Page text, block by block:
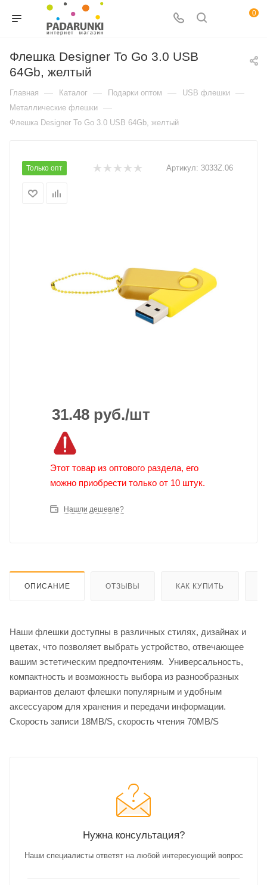
0
Флешка Designer To Go 3.0 USB
64Gb, желтый
Главная — Каталог — Подарки оптом — USB флешки —
Металлические флешки —
Флешка Designer To Go 3.0 USB 64Gb, желтый
Только опт Артикул: 3033Z.06
31.48 руб./шт
Этот товар из оптового раздела, его
можно приобрести только от 10 штук.
Нашли дешевле?
ОПИСАНИЕ ОТЗЫВЫ КАК КУПИТЬ
Наши флешки доступны в различных стилях, дизайнах и
цветах, что позволяет выбрать устройство, отвечающее
вашим эстетическим предпочтениям. Универсальность,
компактность и возможность выбора из разнообразных
вариантов делают флешки популярным и удобным
аксессуаром для хранения и передачи информации.
Скорость записи 18MB/S, скорость чтения 70MB/S
Нужна консультация?
Наши специалисты ответят на любой интересующий вопрос